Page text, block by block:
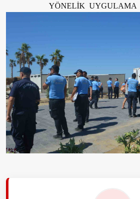
YÖNELİK UYGULAMA